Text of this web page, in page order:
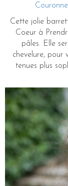
Cette jolie
Coeur à
pâles. Elle
chevelure, pour
tenues plus